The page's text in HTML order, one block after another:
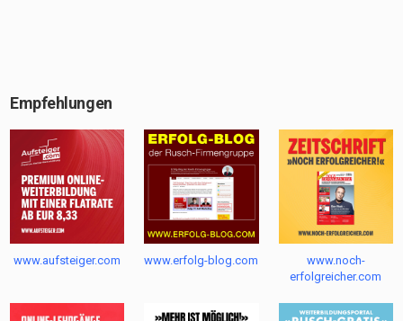
Alex Rusch Show, Folge 112
Alex Rusch Show, Folge 120
Empfehlungen
www.aufsteiger.com www.erfolg-blog.com
www.noch-
erfolgreicher.com